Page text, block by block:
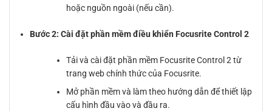
hoặc nguồn ngoài (nếu cần).
Bước 2: Cài đặt phần mềm điều khiển Focusrite Control 2
Tải và cài đặt phần mềm Focusrite Control 2 từ
trang web chính thức của Focusrite.
Mở phần mềm và làm theo hướng dẫn để thiết lập
cấu hình đầu vào và đầu ra.